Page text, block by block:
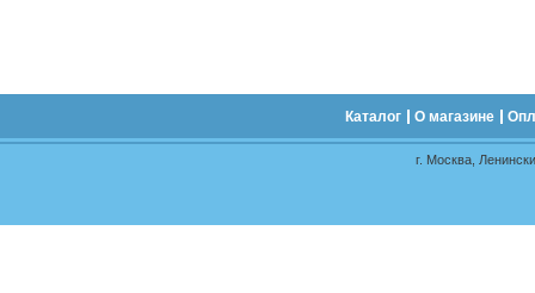
Каталог О магазине
г. Москва,